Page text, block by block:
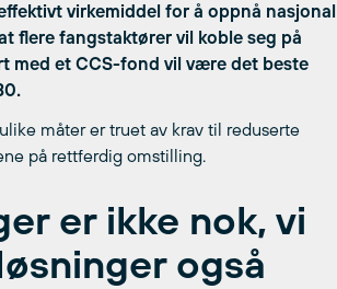
virkemiddel for å oppnå nasjonal
flere fangstaktører vil koble seg på
med et CCS-fond vil være det beste
måter er truet av krav til reduserte
på rettferdig omstilling.
er ikke nok, vi
også